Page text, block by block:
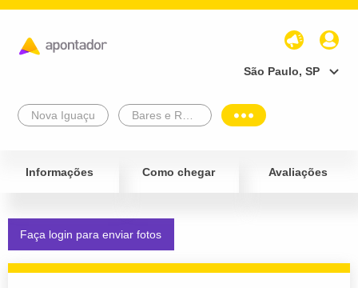
São Paulo, SP
Nova Iguaçu
Informações Como chegar Avaliações
Faça login para enviar fotos